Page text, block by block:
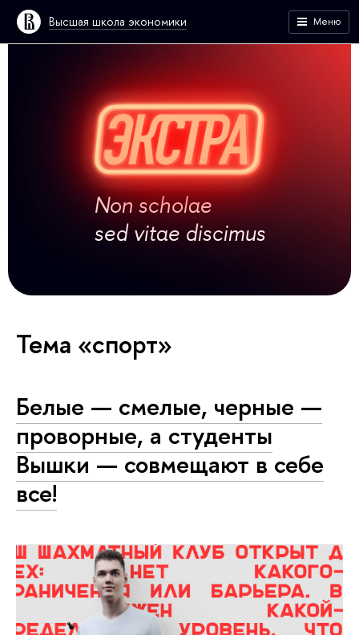
Высшая школа экономики Меню
Non scholae
sed vitae discimus
Тема «спорт»
Белые — смелые, черные —
проворные, а студенты
Вышки — совмещают в себе
все!